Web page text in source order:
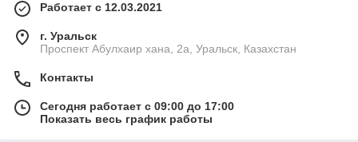
Работает с 12.03.2021
г. Уральск
Проспект Абулхаир хана, 2а, Уральск, Казахстан
Контакты
Сегодня работает с 09:00 до 17:00
Показать весь график работы